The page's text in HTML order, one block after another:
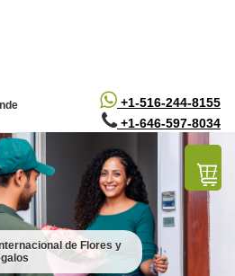
+1-516-244-8155
+1-646-597-8034
de Flores y